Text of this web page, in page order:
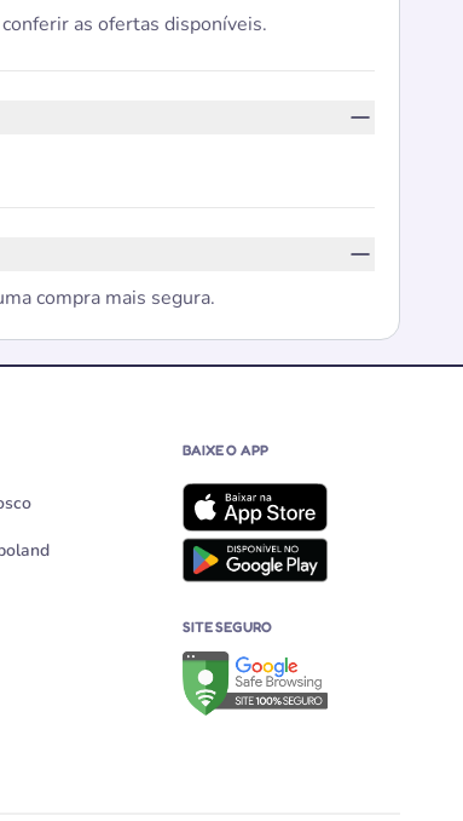
as ofertas disponíveis.
compra mais segura.
BAIXE O APP
SITE SEGURO
Verificação de site seguro no